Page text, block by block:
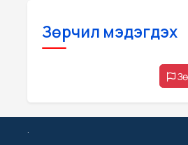
Зөрчил мэдэгдэх
.